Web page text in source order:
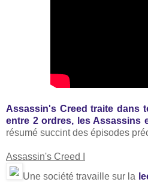
Assassin's Creed traite dans
entre 2 ordres, les Assassins
résumé succint des épisodes
Assassin's Creed I
Une société travaille sur la